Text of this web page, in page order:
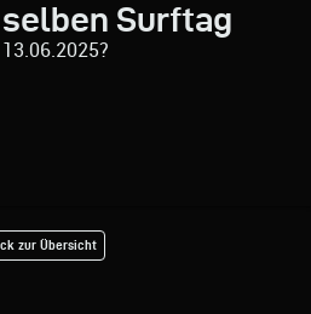
Surftag
zur Übersicht